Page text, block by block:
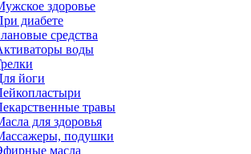
здоровье
диабете
средства
воды
йоги
травы
для здоровья
подушки
масла